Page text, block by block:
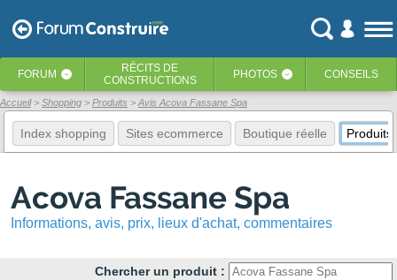
FORUM ‹ RÉCITS DE
CONSTRUCTIONS
PHOTOS ‹ CONSEILS
Accueil Shopping Produits Avis Acova Fassane Spa
Index shopping Sites ecommerce Boutique réelle Produits
Acova Fassane Spa
Informations, avis, prix, lieux d'achat, commentaires
Chercher un produit :